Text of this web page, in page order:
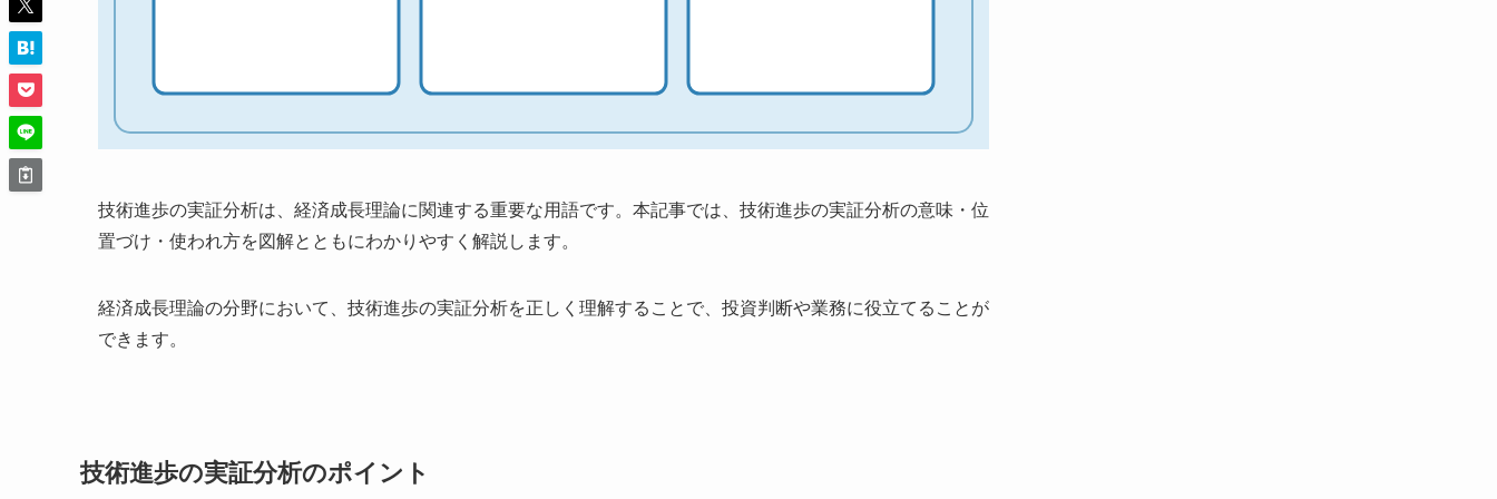
技術進歩の実証分析は、経済成長理論に関連する重要な用語です。本記事では、技術進歩の実証分析の意味・位
置づけ・使われ方を図解とともにわかりやすく解説します。
経済成長理論の分野において、技術進歩の実証分析を正しく理解することで、投資判断や業務に役立てることが
できます。
技術進歩の実証分析のポイント